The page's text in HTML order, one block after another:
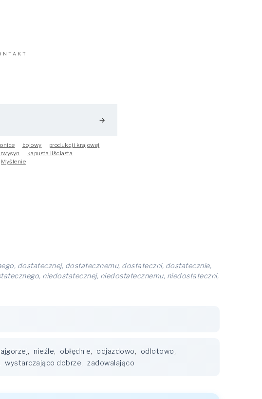
arrow_forward
bojowy
produkcji krajowej
kapusta liściasta
Myślenie
dostatecznej, dostatecznemu, dostateczni, dostatecznie,
niedostatecznej, niedostatecznemu, niedostateczni,
, nieźle, obłędnie, odjazdowo, odlotowo,
wystarczająco dobrze, zadowalająco